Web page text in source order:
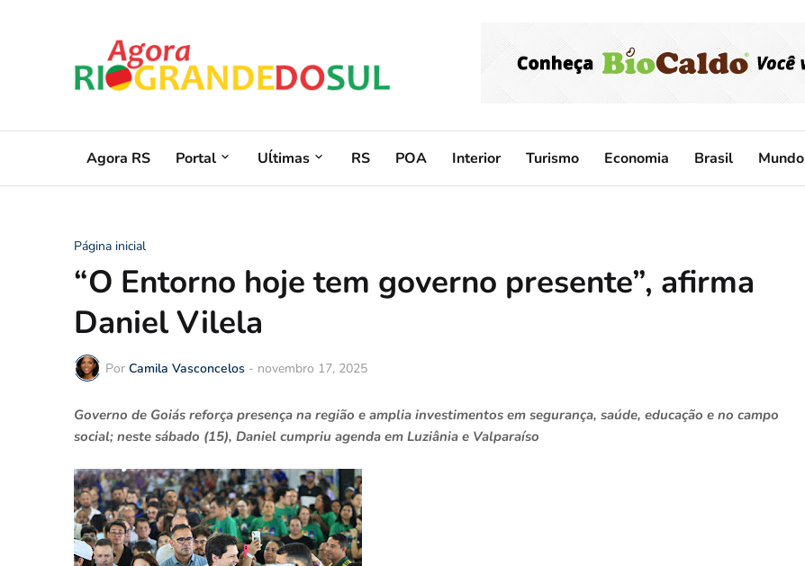
Agora RS Portal Uĺtimas RS POA Interior Turismo Economia Brasil Mundo
Página inicial
“O Entorno hoje tem governo presente”, afirma
Daniel Vilela
Por Camila Vasconcelos - novembro 17, 2025
Governo de Goiás reforça presença na região e amplia investimentos em segurança, saúde, educação e no campo
social; neste sábado (15), Daniel cumpriu agenda em Luziânia e Valparaíso